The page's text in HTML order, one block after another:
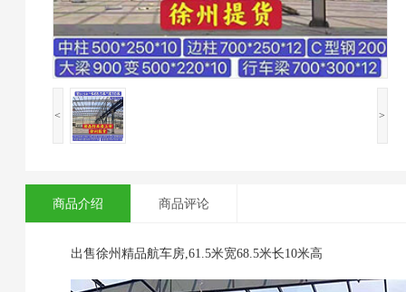
< >
商品介绍 商品评论
出售徐州精品航车房,61.5米宽68.5米长10米高